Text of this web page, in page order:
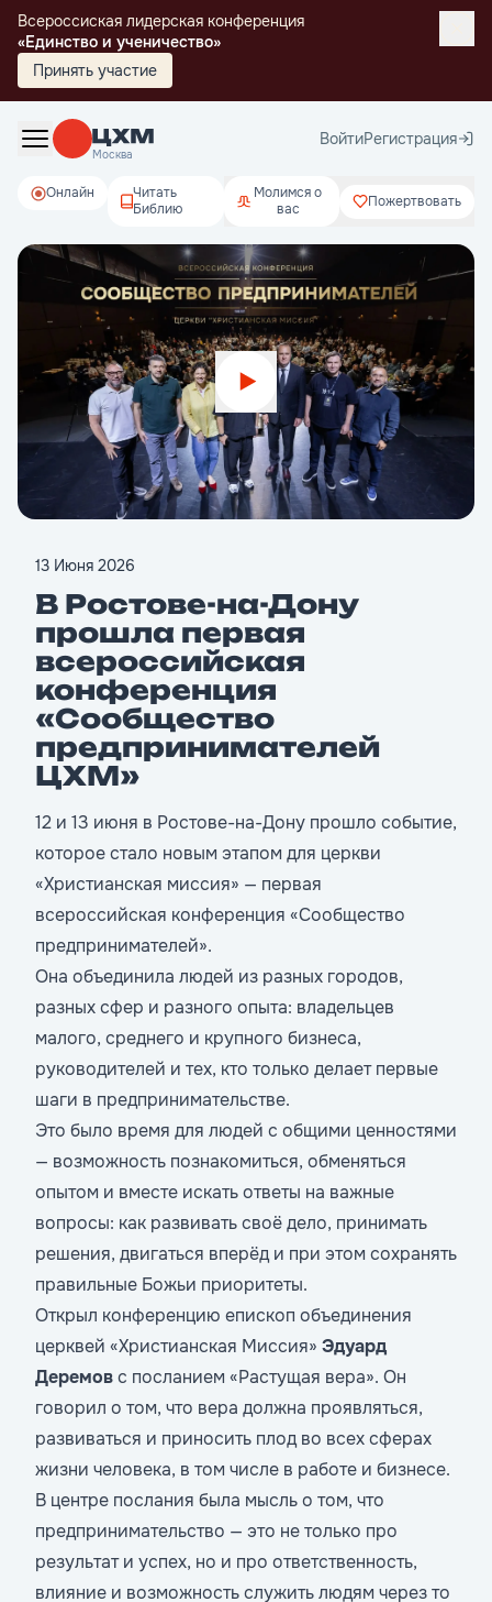
Всероссиская лидерская конференция
«Единство и ученичество»
Принять участие
Москва
ВойтиРегистрация
Онлайн
Читать
Библию
Молимся о
вас
Пожертвовать
13 Июня 2026
В Ростове-на-Дону
прошла первая
всероссийская
конференция
«Сообщество
предпринимателей
ЦХМ»
12 и 13 июня в Ростове-на-Дону прошло событие,
которое стало новым этапом для церкви
«Христианская миссия» — первая
всероссийская конференция «Сообщество
предпринимателей».
Она объединила людей из разных городов,
разных сфер и разного опыта: владельцев
малого, среднего и крупного бизнеса,
руководителей и тех, кто только делает первые
шаги в предпринимательстве.
Это было время для людей с общими ценностями
— возможность познакомиться, обменяться
опытом и вместе искать ответы на важные
вопросы: как развивать своё дело, принимать
решения, двигаться вперёд и при этом сохранять
правильные Божьи приоритеты.
Открыл конференцию епископ объединения
церквей «Христианская Миссия» Эдуард
Деремовс посланием «Растущая вера». Он
говорил о том, что вера должна проявляться,
развиваться и приносить плод во всех сферах
жизни человека, в том числе в работе и бизнесе.
В центре послания была мысль о том, что
предпринимательство — это не только про
результат и успех, но и про ответственность,
влияние и возможность служить людям через то